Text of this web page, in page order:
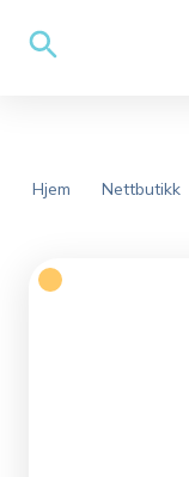
Hjem Nettbutikk